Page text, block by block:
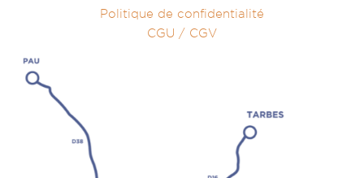
Politique de confidentialité
CGU / CGV